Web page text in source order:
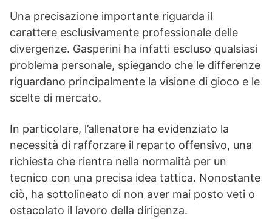
Una precisazione importante riguarda il
carattere esclusivamente professionale delle
divergenze. Gasperini ha infatti escluso qualsiasi
problema personale, spiegando che le differenze
riguardano principalmente la visione di gioco e le
scelte di mercato.
In particolare, l’allenatore ha evidenziato la
necessità di rafforzare il reparto offensivo, una
richiesta che rientra nella normalità per un
tecnico con una precisa idea tattica. Nonostante
ciò, ha sottolineato di non aver mai posto veti o
ostacolato il lavoro della dirigenza.